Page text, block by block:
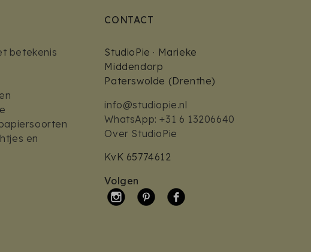
betekenis
en
CONTACT
StudioPie · Marieke
Middendorp
Paterswolde (Drenthe)
info@studiopie.nl
WhatsApp: +31 6 13206640
Over StudioPie
KvK 65774612
Volgen